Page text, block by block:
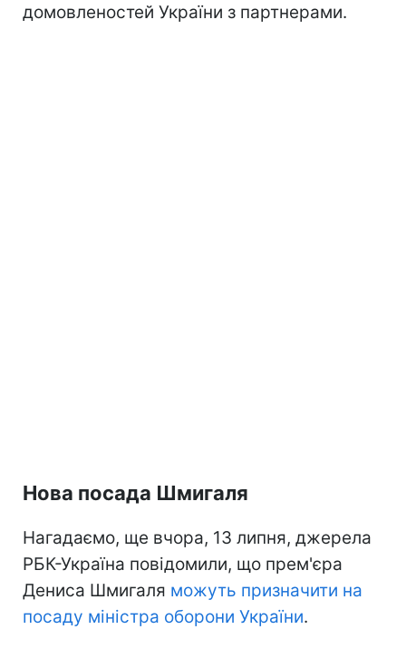
домовленостей України з партнерами.
Нова посада Шмигаля
Нагадаємо, ще вчора, 13 липня, джерела
РБК-Україна повідомили, що прем'єра
Дениса Шмигаля можуть призначити на
посаду міністра оборони України.